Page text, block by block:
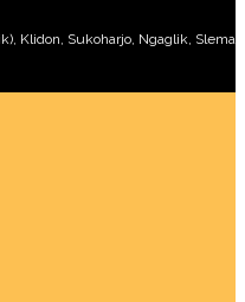
Klidon, Sukoharjo, Ngaglik,